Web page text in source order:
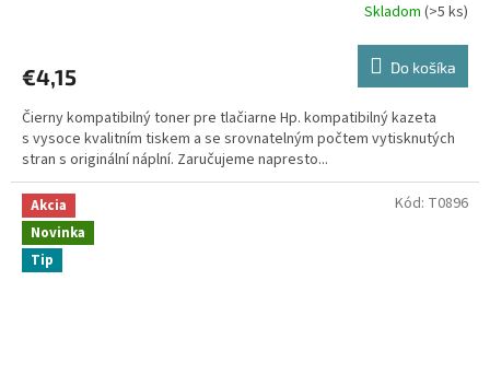
Skladom (>5 ks)
€4,15 Do košíka
Čierny kompatibilný toner pre tlačiarne Hp. kompatibilný kazeta
s vysoce kvalitním tiskem a se srovnatelným počtem vytisknutých
stran s originální náplní. Zaručujeme napresto...
Akcia
Novinka
Tip
Kód: T0896